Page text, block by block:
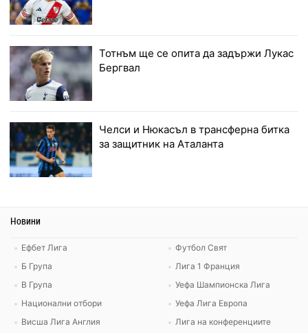
Тотнъм ще се опита да задържи Лукас
Бергвал
Челси и Нюкасъл в трансферна битка
за защитник на Аталанта
Новини
Ефбет Лига
Б Група
В Група
Национални отбори
Висша Лига Англия
Футбол Свят
Лига 1 Франция
Уефа Шампионска Лига
Уефа Лига Европа
Лига на конференциите